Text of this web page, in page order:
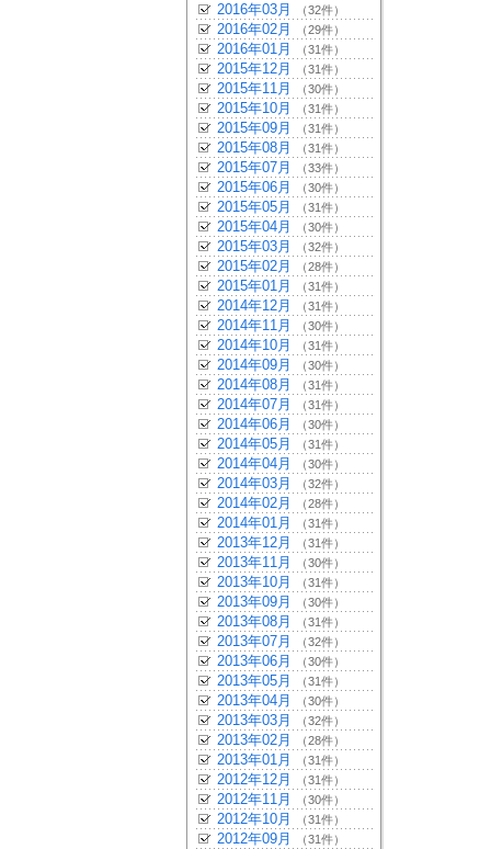
2016年03月 （32件）
2016年02月 （29件）
2016年01月 （31件）
2015年12月 （31件）
2015年11月 （30件）
2015年10月 （31件）
2015年09月 （31件）
2015年08月 （31件）
2015年07月 （33件）
2015年06月 （30件）
2015年05月 （31件）
2015年04月 （30件）
2015年03月 （32件）
2015年02月 （28件）
2015年01月 （31件）
2014年12月 （31件）
2014年11月 （30件）
2014年10月 （31件）
2014年09月 （30件）
2014年08月 （31件）
2014年07月 （31件）
2014年06月 （30件）
2014年05月 （31件）
2014年04月 （30件）
2014年03月 （32件）
2014年02月 （28件）
2014年01月 （31件）
2013年12月 （31件）
2013年11月 （30件）
2013年10月 （31件）
2013年09月 （30件）
2013年08月 （31件）
2013年07月 （32件）
2013年06月 （30件）
2013年05月 （31件）
2013年04月 （30件）
2013年03月 （32件）
2013年02月 （28件）
2013年01月 （31件）
2012年12月 （31件）
2012年11月 （30件）
2012年10月 （31件）
2012年09月 （31件）